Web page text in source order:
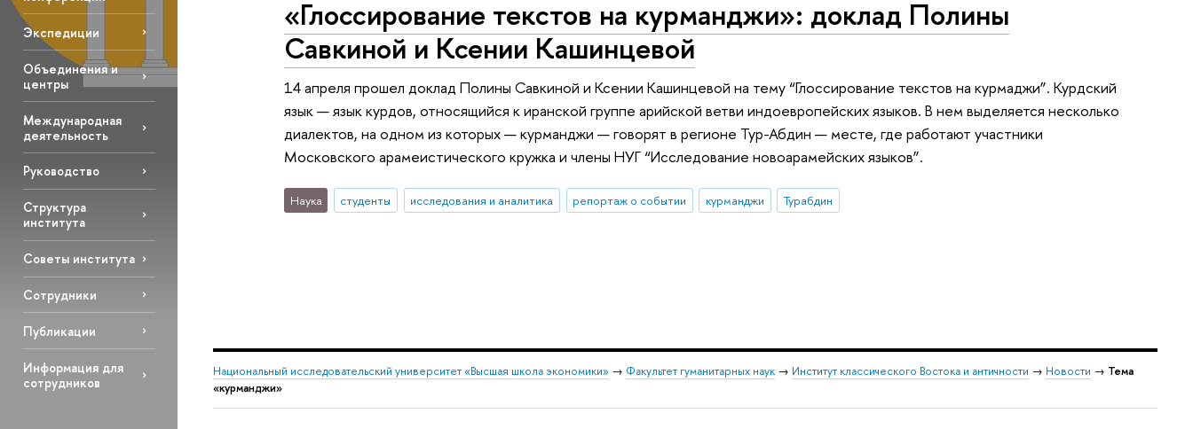
Экспедиции
Объединения и
центры
Международная
деятельность
Руководство
Структура
института
Советы института
Сотрудники
Публикации
Информация для
сотрудников
«Глоссирование текстов на курманджи»: доклад Полины
Савкиной и Ксении Кашинцевой
14 апреля прошел доклад Полины Савкиной и Ксении Кашинцевой на тему “Глоссирование текстов на курмаджи”. Курдский
язык — язык курдов, относящийся к иранской группе арийской ветви индоевропейских языков. В нем выделяется несколько
диалектов, на одном из которых — курманджи — говорят в регионе Тур-Абдин — месте, где работают участники
Московского арамеистического кружка и члены НУГ “Исследование новоарамейских языков”.
Наука студенты исследования и аналитика репортаж о событии курманджи Турабдин
Национальный исследовательский университет «Высшая школа экономики» → Факультет гуманитарных наук → Институт классического Востока и античности → Новости → Тема
«курманджи»